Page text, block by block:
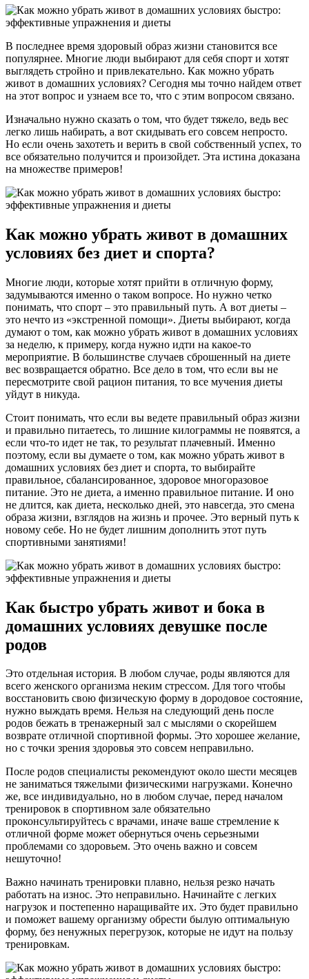
В последнее время здоровый образ жизни становится все
популярнее. Многие люди выбирают для себя спорт и хотят
выглядеть стройно и привлекательно. Как можно убрать
живот в домашних условиях? Сегодня мы точно найдем ответ
на этот вопрос и узнаем все то, что с этим вопросом связано.
Изначально нужно сказать о том, что будет тяжело, ведь вес
легко лишь набирать, а вот скидывать его совсем непросто.
Но если очень захотеть и верить в свой собственный успех, то
все обязательно получится и произойдет. Эта истина доказана
на множестве примеров!
Как можно убрать живот в домашних
условиях без диет и спорта?
Многие люди, которые хотят прийти в отличную форму,
задумываются именно о таком вопросе. Но нужно четко
понимать, что спорт – это правильный путь. А вот диеты –
это нечто из «экстренной помощи». Диеты выбирают, когда
думают о том, как можно убрать живот в домашних условиях
за неделю, к примеру, когда нужно идти на какое-то
мероприятие. В большинстве случаев сброшенный на диете
вес возвращается обратно. Все дело в том, что если вы не
пересмотрите свой рацион питания, то все мучения диеты
уйдут в никуда.
Стоит понимать, что если вы ведете правильный образ жизни
и правильно питаетесь, то лишние килограммы не появятся, а
если что-то идет не так, то результат плачевный. Именно
поэтому, если вы думаете о том, как можно убрать живот в
домашних условиях без диет и спорта, то выбирайте
правильное, сбалансированное, здоровое многоразовое
питание. Это не диета, а именно правильное питание. И оно
не длится, как диета, несколько дней, это навсегда, это смена
образа жизни, взглядов на жизнь и прочее. Это верный путь к
новому себе. Но не будет лишним дополнить этот путь
спортивными занятиями!
Как быстро убрать живот и бока в
домашних условиях девушке после
родов
Это отдельная история. В любом случае, роды являются для
всего женского организма неким стрессом. Для того чтобы
восстановить свою физическую форму в дородовое состояние,
нужно выждать время. Нельзя на следующий день после
родов бежать в тренажерный зал с мыслями о скорейшем
возврате отличной спортивной формы. Это хорошее желание,
но с точки зрения здоровья это совсем неправильно.
После родов специалисты рекомендуют около шести месяцев
не заниматься тяжелыми физическими нагрузками. Конечно
же, все индивидуально, но в любом случае, перед началом
тренировок в спортивном зале обязательно
проконсультируйтесь с врачами, иначе ваше стремление к
отличной форме может обернуться очень серьезными
проблемами со здоровьем. Это очень важно и совсем
нешуточно!
Важно начинать тренировки плавно, нельзя резко начать
работать на износ. Это неправильно. Начинайте с легких
нагрузок и постепенно наращивайте их. Это будет правильно
и поможет вашему организму обрести былую оптимальную
форму, без ненужных перегрузок, которые не идут на пользу
тренировкам.